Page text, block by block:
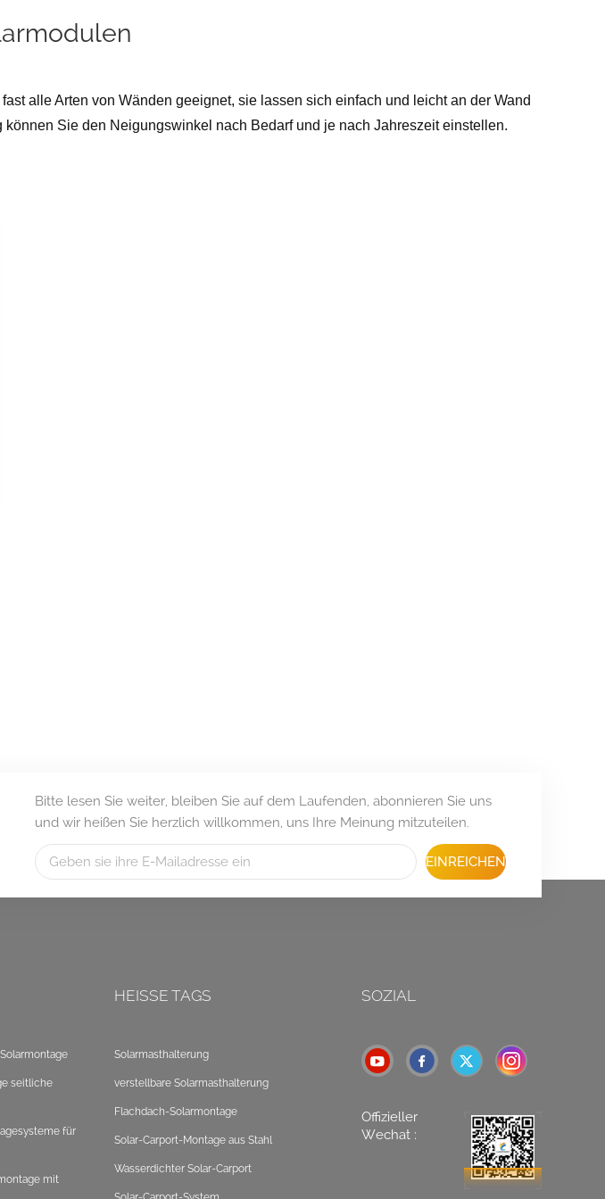
alle Arten von Wänden geeignet, sie lassen sich einfach und leicht an der Wand
Sie den Neigungswinkel nach Bedarf und je nach Jahreszeit einstellen.
Bitte lesen Sie weiter, bleiben Sie auf dem Laufenden, abonnieren Sie uns
und wir heißen Sie herzlich willkommen, uns Ihre Meinung mitzuteilen.
EINREICHEN
seitliche
für
mit
HEISSE TAGS
Solarmasthalterung
verstellbare Solarmasthalterung
Flachdach-Solarmontage
Solar-Carport-Montage aus Stahl
Wasserdichter Solar-Carport
SOZIAL
Offizieller
Wechat :